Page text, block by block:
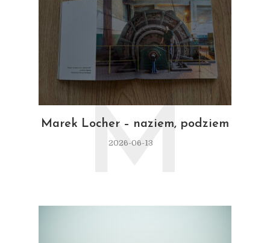
Marek Locher – naziem, podziem
2026-06-13
M